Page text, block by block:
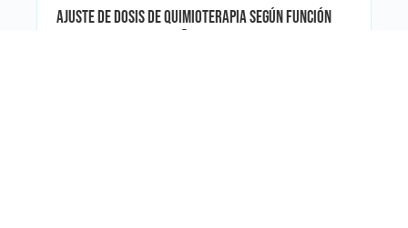
Ajuste de dosis de quimioterapia según función